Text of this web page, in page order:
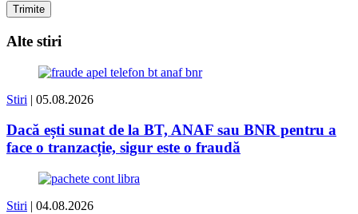
Alte stiri
Stiri | 05.08.2026
Dacă ești sunat de la BT, ANAF sau BNR pentru a
face o tranzacție, sigur este o fraudă
Stiri | 04.08.2026